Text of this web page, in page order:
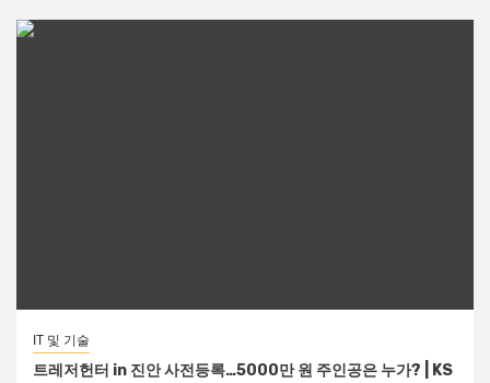
IT 및 기술
트레저헌터 in 진안 사전등록…5000만 원 주인공은 누가? | KS